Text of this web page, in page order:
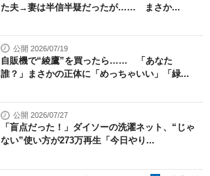
た夫→妻は半信半疑だったが…… まさか...
公開 2026/07/19
自販機で“綾鷹”を買ったら…… 「あなた
誰？」まさかの正体に「めっちゃいい」「緑...
公開 2026/07/27
「盲点だった！」ダイソーの洗濯ネット、“じゃ
ない”使い方が273万再生「今日やり...